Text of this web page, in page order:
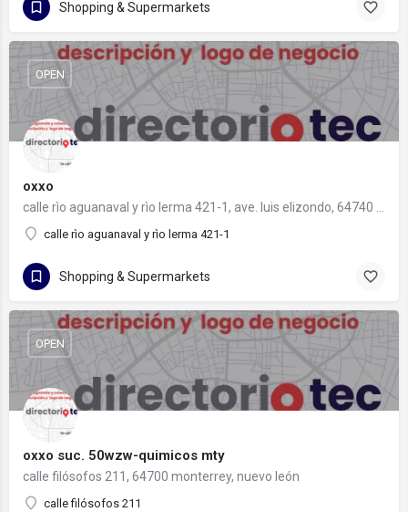
Shopping & Supermarkets
oxxo
calle rìo aguanaval y rìo lerma 421-1
OPEN
Shopping & Supermarkets
oxxo suc. 50wzw-quimicos mty
calle filósofos 211, 64700 monterrey, nuevo león
calle filósofos 211
OPEN